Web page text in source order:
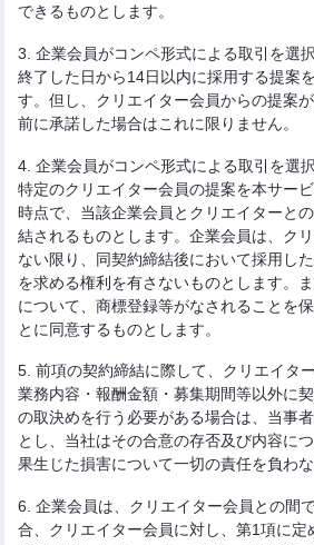
できるものとします。
3. 企業会員がコンペ形式による取引を選
終了した日から14日以内に採用する提案
す。但し、クリエイター会員からの提案
前に承諾した場合はこれに限りません。
4. 企業会員がコンペ形式による取引を選
特定のクリエイター会員の提案を本サー
時点で、当該企業会員とクリエイターと
結されるものとします。企業会員は、ク
ない限り、同契約締結後において採用し
を求める権利を有さないものとします。
について、商標登録等がなされることを
とに同意するものとします。
5. 前項の契約締結に際して、クリエイタ
業務内容・報酬金額・募集期間等以外に
の取決めを行う必要がある場合は、当事
とし、当社はその合意の存否及び内容に
果生じた損害について一切の責任を負わな
6. 企業会員は、クリエイター会員との間
合、クリエイター会員に対し、第1項に定